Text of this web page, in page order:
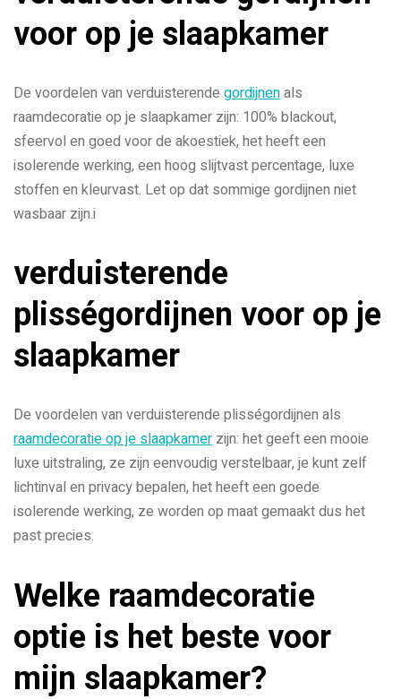
voor op je slaapkamer
De voordelen van verduisterende gordijnenals
raamdecoratie op je slaapkamer zijn: 100% blackout,
sfeervol en goed voor de akoestiek, het heeft een
isolerende werking, een hoog slijtvast percentage, luxe
stoffen en kleurvast. Let op dat sommige gordijnen niet
wasbaar zijn.i
verduisterende
plisségordijnen voor op je
slaapkamer
De voordelen van verduisterende plisségordijnen als
raamdecoratie op je slaapkamer zijn: het geeft een mooie
luxe uitstraling, ze zijn eenvoudig verstelbaar, je kunt zelf
lichtinval en privacy bepalen, het heeft een goede
isolerende werking, ze worden op maat gemaakt dus het
past precies.
Welke raamdecoratie
optie is het beste voor
mijn slaapkamer?